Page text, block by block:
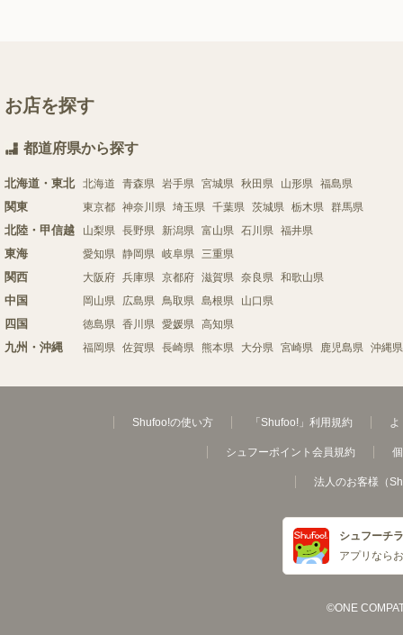
お店を探す
都道府県から探す
北海道・東北 北海道 青森県 岩手県 宮城県 秋田県 山形県 福島県
関東 東京都 神奈川県 埼玉県 千葉県 茨城県 栃木県 群馬県
北陸・甲信越 山梨県 長野県 新潟県 富山県 石川県 福井県
東海 愛知県 静岡県 岐阜県 三重県
関西 大阪府 兵庫県 京都府 滋賀県 奈良県 和歌山県
中国 岡山県 広島県 鳥取県 島根県 山口県
四国 徳島県 香川県 愛媛県 高知県
九州・沖縄 福岡県 佐賀県 長崎県 熊本県 大分県 宮崎県 鹿児島県 沖縄県
Shufoo!の使い方 「Shufoo!」利用規約 よ
シュフーポイント会員規約
法人のお客様（
シュフーチ
アプリなら
©ONE